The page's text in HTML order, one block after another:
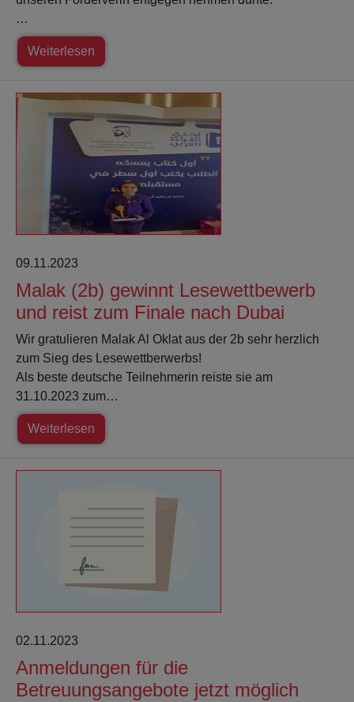
…
Weiterlesen
09.11.2023
Malak (2b) gewinnt Lesewettbewerb
und reist zum Finale nach Dubai
Wir gratulieren Malak Al Oklat aus der 2b sehr herzlich
zum Sieg des Lesewettberwerbs!
Als beste deutsche Teilnehmerin reiste sie am
31.10.2023 zum…
Weiterlesen
02.11.2023
Anmeldungen für die
Betreuungsangebote jetzt möglich